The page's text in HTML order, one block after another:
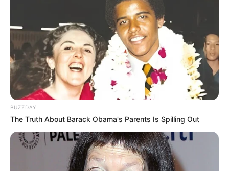
BUZZDAY
The Truth About Barack Obama's Parents Is Spilling Out